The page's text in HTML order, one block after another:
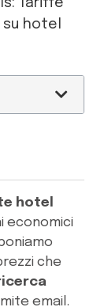
Tariffe
hotel
hotel
economici
che
email.